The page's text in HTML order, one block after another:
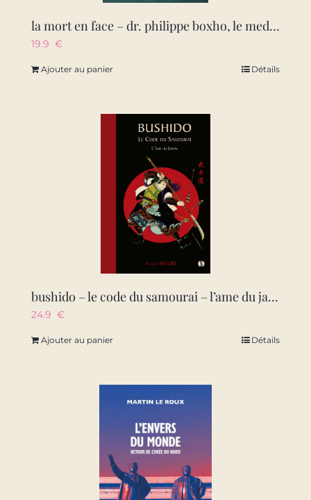
la mort en face – dr. philippe boxho, le medecin legiste qui fait parler les morts.
19.9 €
Ajouter au panier Détails
bushido – le code du samourai – l’ame du japon
24.9 €
Ajouter au panier Détails